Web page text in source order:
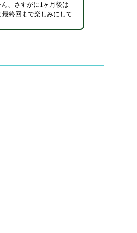
、さすがに1ヶ月後は
終回まで楽しみにして